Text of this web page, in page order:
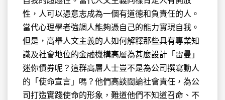
性，人可以憑意志成為一個有道德和負責任的人。
當代心理學者強調人能夠憑自己的能力實現自我。
但是，高舉人文主義的人如何解釋那些具有專業知
識及社會地位的金融機構高層為甚麼設計「雷曼」
迷你債券呢？這群高層人士豈不是為公司撰寫動人
的「使命宣言」嗎？他們高談闊論社會責任，為公
司打造實踐使命的形象，難道他們不知道召命、不